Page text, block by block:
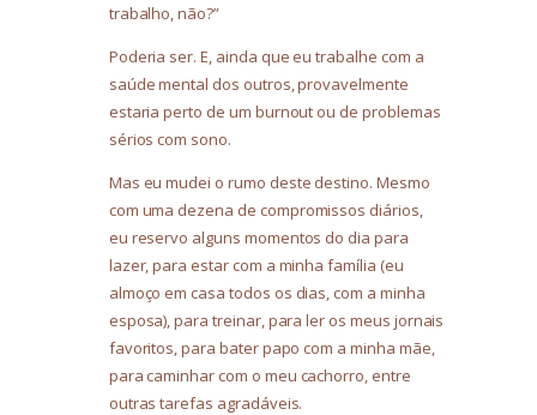
trabalho, não?”
Poderia ser. E, ainda que eu trabalhe com a
saúde mental dos outros, provavelmente
estaria perto de um burnout ou de problemas
sérios com sono.
Mas eu mudei o rumo deste destino. Mesmo
com uma dezena de compromissos diários,
eu reservo alguns momentos do dia para
lazer, para estar com a minha família (eu
almoço em casa todos os dias, com a minha
esposa), para treinar, para ler os meus jornais
favoritos, para bater papo com a minha mãe,
para caminhar com o meu cachorro, entre
outras tarefas agradáveis.